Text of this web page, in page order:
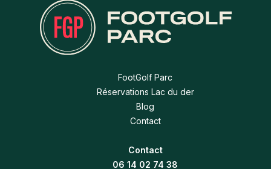
FootGolf Parc
Réservations Lac du der
Blog
Contact
Contact
06 14 02 74 38